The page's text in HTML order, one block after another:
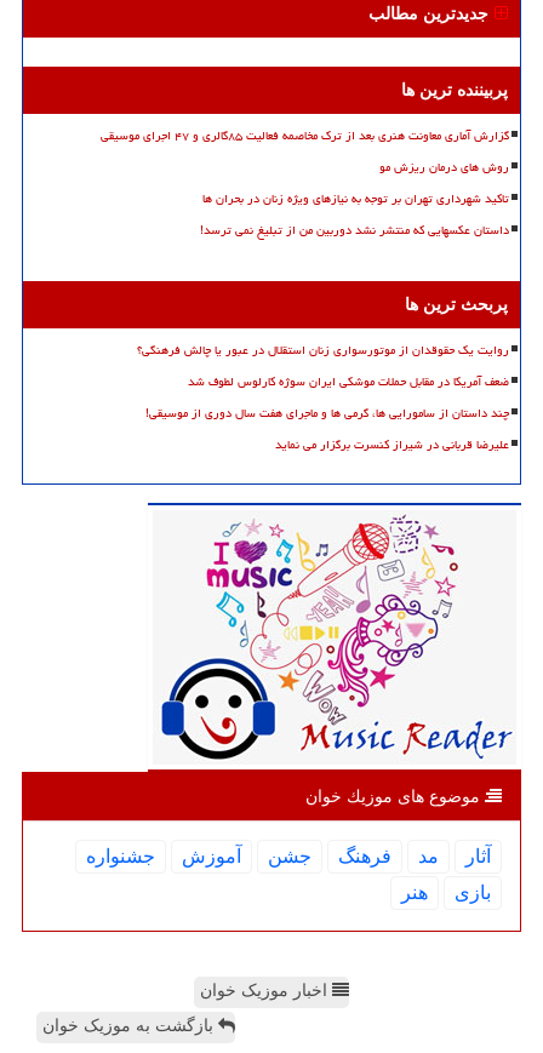
جدیدترین مطالب
پربیننده ترین ها
گزارش آماری معاونت هنری بعد از ترک مخاصمه فعالیت ۸۵گالری و ۴۷ اجرای موسیقی
روش های درمان ریزش مو
تاکید شهرداری تهران بر توجه به نیازهای ویژه زنان در بحران ها
داستان عکسهایی که منتشر نشد دوربین من از تبلیغ نمی ترسد!
پربحث ترین ها
روایت یک حقوقدان از موتورسواری زنان استقلال در عبور یا چالش فرهنگی؟
ضعف آمریکا در مقابل حملات موشکی ایران سوژه کارلوس لطوف شد
چند داستان از سامورایی ها، گرمی ها و ماجرای هفت سال دوری از موسیقی!
علیرضا قربانی در شیراز کنسرت برگزار می نماید
موضوع های موزیك خوان
آثار مد فرهنگ جشن آموزش
جشنواره
بازی
هنر
اخبار موزیک خوان
بازگشت به موزیک خوان